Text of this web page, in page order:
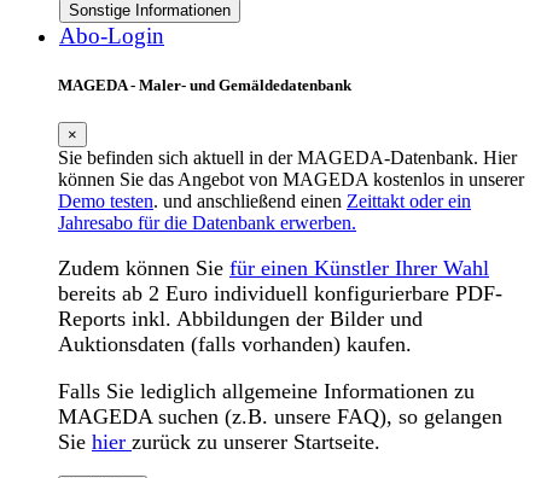
Sonstige Informationen
Abo-Login
MAGEDA - Maler- und Gemäldedatenbank
×
Sie befinden sich aktuell in der MAGEDA-Datenbank. Hier
können Sie das Angebot von MAGEDA kostenlos in unserer
Demo testen. und anschließend einen Zeittakt oder ein
Jahresabo für die Datenbank erwerben.
Zudem können Sie für einen Künstler Ihrer Wahl
bereits ab 2 Euro individuell konfigurierbare PDF-
Reports inkl. Abbildungen der Bilder und
Auktionsdaten (falls vorhanden) kaufen.
Falls Sie lediglich allgemeine Informationen zu
MAGEDA suchen (z.B. unsere FAQ), so gelangen
Sie hier zurück zu unserer Startseite.